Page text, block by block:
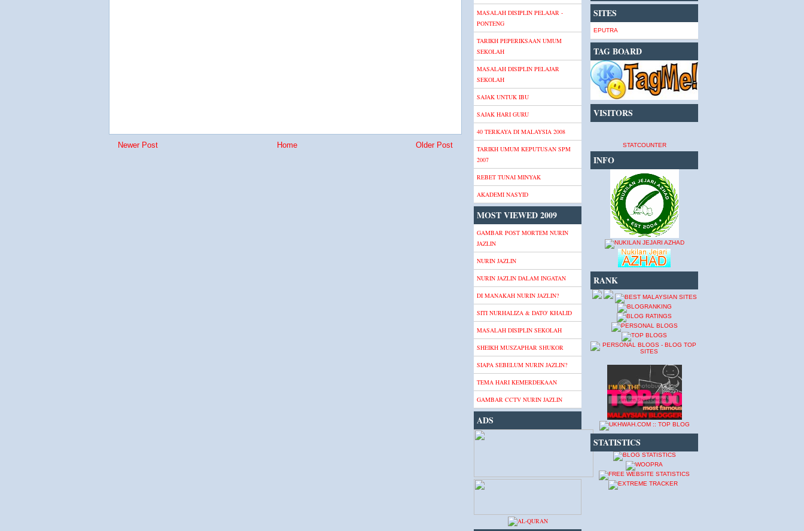
Newer Post Older Post
Home
MASALAH DISIPLIN PELAJAR -
PONTENG
TARIKH PEPERIKSAAN UMUM
SEKOLAH
MASALAH DISIPLIN PELAJAR
SEKOLAH
SAJAK UNTUK IBU
SAJAK HARI GURU
40 TERKAYA DI MALAYSIA 2008
TARIKH UMUM KEPUTUSAN SPM
2007
REBET TUNAI MINYAK
AKADEMI NASYID
MOST VIEWED 2009
GAMBAR POST MORTEM NURIN
JAZLIN
NURIN JAZLIN
NURIN JAZLIN DALAM INGATAN
DI MANAKAH NURIN JAZLIN?
SITI NURHALIZA & DATO' KHALID
MASALAH DISIPLIN SEKOLAH
SHEIKH MUSZAPHAR SHUKOR
SIAPA SEBELUM NURIN JAZLIN?
TEMA HARI KEMERDEKAAN
GAMBAR CCTV NURIN JAZLIN
ADS
SITES
EPUTRA
TAG BOARD
VISITORS
STATCOUNTER
INFO
RANK
STATISTICS